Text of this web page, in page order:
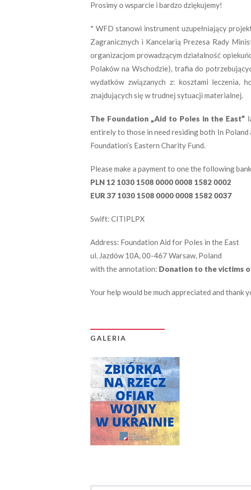
Prosimy o wsparcie i bardzo dziękujemy!
* WFD stanowi instrument uzupełniający
Zagranicznych i Kancelarią Prezesa Rady
organizacjom prowadzącym działalność
Polaków na Wschodzie), trafia do
wydatków związanych z: kosztami leczenia,
znajdujących się w trudnej sytuacji materialnej.
The Foundation „Aid to Poles in the East”
entirely to those in need residing both In
Foundation’s Eastern Charity Fund.
Please make a payment to one the following
PLN 12 1030 1508 0000 0008 1582 0002
EUR 37 1030 1508 0000 0008 1582 0037
Swift: CITIPLPX
Address: Foundation Aid for Poles in the East
ul. Jazdów 10A, 00-467 Warsaw, Poland
with the annotation: Donation to the victims
Your help would be much appreciated and thank
GALERIA